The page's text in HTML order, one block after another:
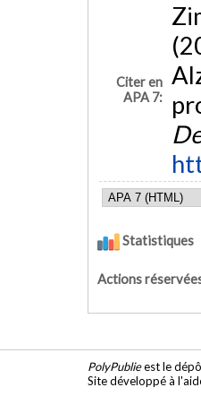
Citer en
APA 7:
Statistiques
Actions
PolyPublieest le
Site développé à